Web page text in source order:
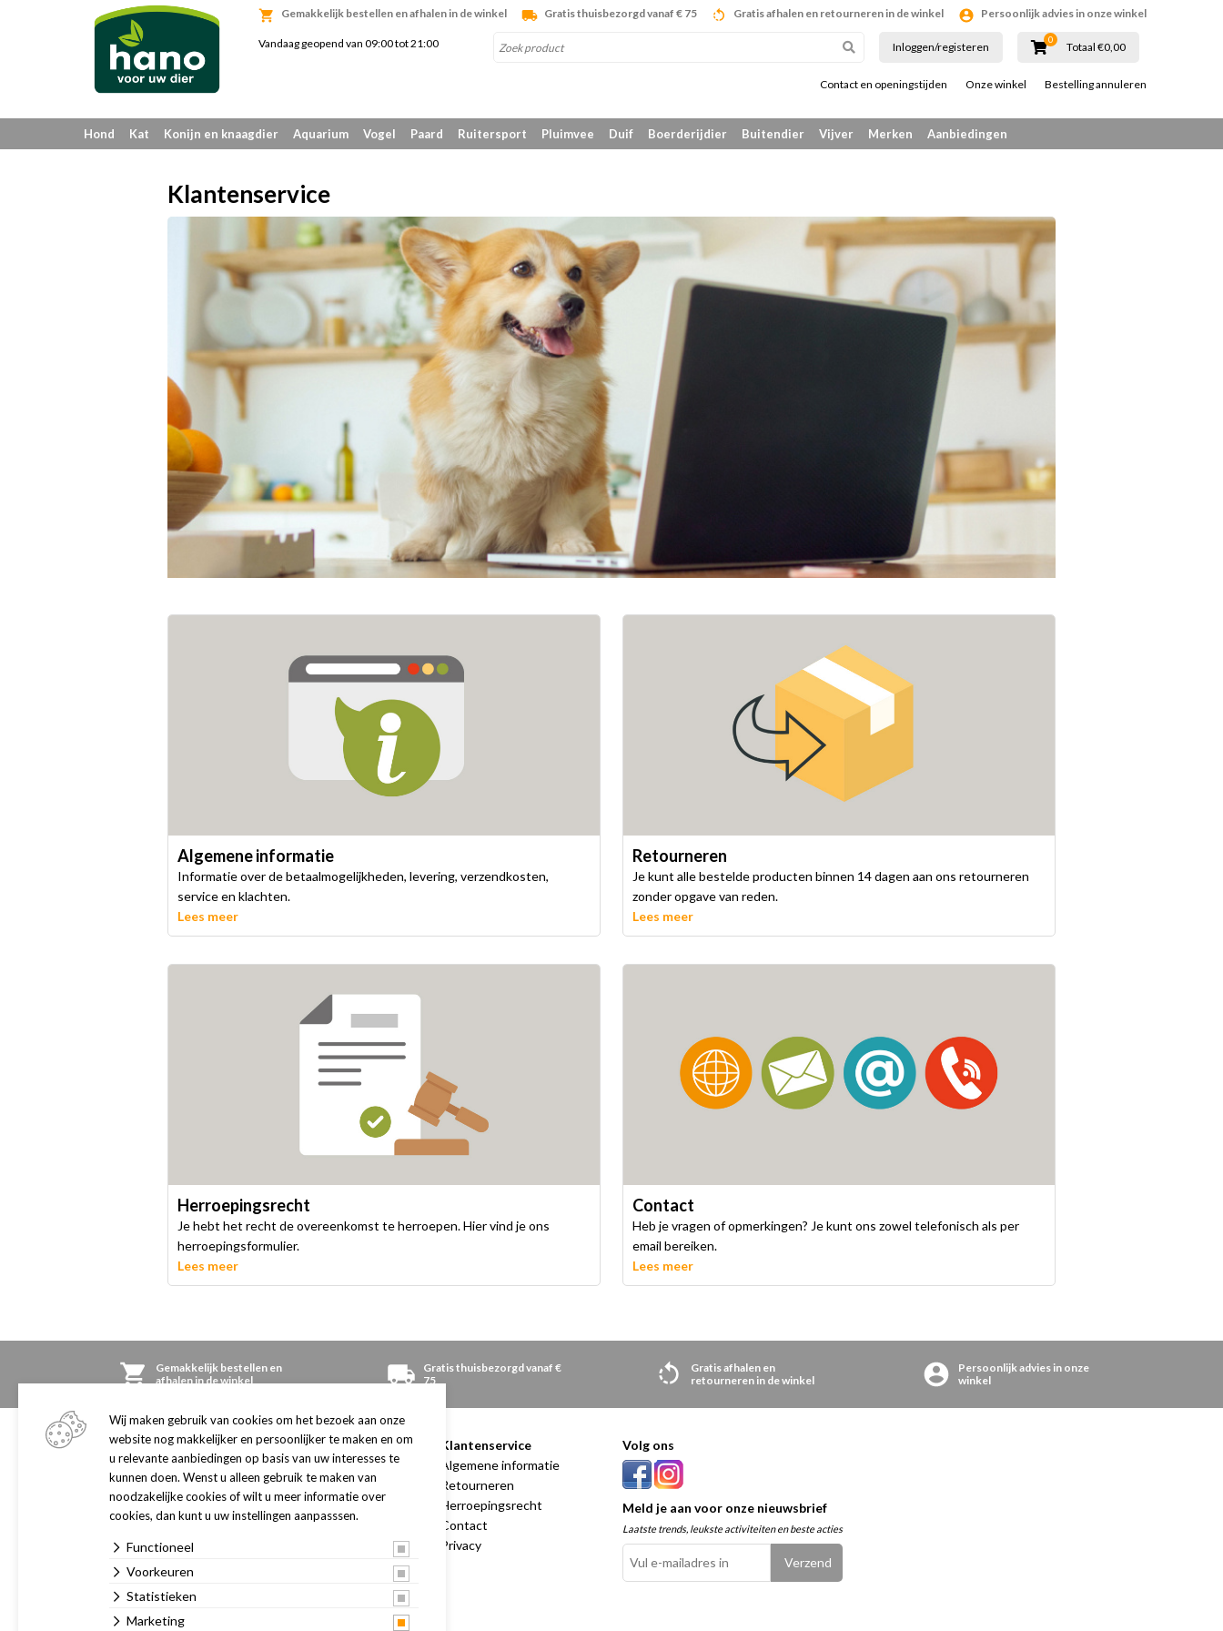
Gemakkelijk bestellen en afhalen in de winkel Gratis thuisbezorgd vanaf € 75 Gratis afhalen en retourneren in de winkel Persoonlijk advies in onze winkel
Vandaag geopend van 09:00 tot 21:00 Inloggen/registeren
0
Totaal €0,00
Contact en openingstijden Onze winkel Bestelling annuleren
Hond Kat Konijn en knaagdier Aquarium Vogel Paard Ruitersport Pluimvee Duif Boerderijdier Buitendier Vijver Merken Aanbiedingen
Klantenservice
Algemene informatie
Informatie over de betaalmogelijkheden, levering, verzendkosten,
service en klachten.
Lees meer
Retourneren
Je kunt alle bestelde producten binnen 14 dagen aan ons retourneren
zonder opgave van reden.
Lees meer
Herroepingsrecht
Je hebt het recht de overeenkomst te herroepen. Hier vind je ons
herroepingsformulier.
Lees meer
Contact
Heb je vragen of opmerkingen? Je kunt ons zowel telefonisch als per
email bereiken.
Lees meer
Gemakkelijk bestellen en
afhalen in de winkel
Gratis thuisbezorgd vanaf €
75
Gratis afhalen en
retourneren in de winkel
Persoonlijk advies in onze
winkel
Winkel
Adres en openingstijden
Onze winkel
Cadeaukaart
Merken
Verzorgingsgebied
Routebeschrijving
Openingstijden
maandag
09:00 - 18:00
dinsdag
09:00 -
woensdag
09:00 -
donderdag
09:00
18:00
17:00
Klantenservice
Algemene informatie
Retourneren
Herroepingsrecht
Contact
Privacy
Volg ons
Meld je aan voor onze nieuwsbrief
Laatste trends, leukste activiteiten en beste acties
Wij maken gebruik van cookies om het bezoek aan onze
website nog makkelijker en persoonlijker te maken en om
u relevante aanbiedingen op basis van uw interesses te
kunnen doen. Wenst u alleen gebruik te maken van
noodzakelijke cookies of wilt u meer informatie over
cookies, dan kunt u uw instellingen aanpasssen.
Functioneel
Voorkeuren
Statistieken
Marketing